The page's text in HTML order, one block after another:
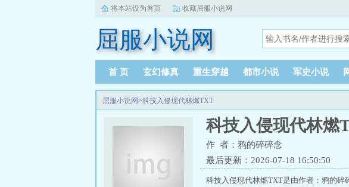
将本站设为首页 收藏屈服小说网
屈服小说网
首 页 玄幻修真 重生穿越 都市小说 军史小说
屈服小说网>科技入侵现代林燃TXT
科技入侵现代林燃
作 者：鸦的碎碎念
最后更新：2026-07-18 16:50:50
科技入侵现代林燃TXT是由作者：鸦的碎